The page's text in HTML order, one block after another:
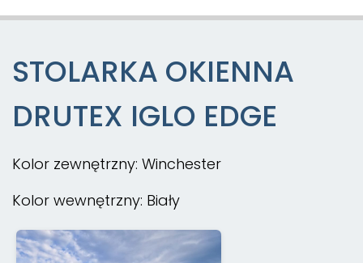
STOLARKA OKIENNA
DRUTEX IGLO EDGE
Kolor zewnętrzny: Winchester
Kolor wewnętrzny: Biały